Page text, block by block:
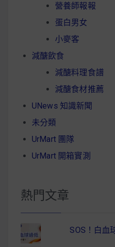
營養師報報
蛋白男女
小麥客
減醣飲食
減醣料理食譜
減醣食材推薦
UNews 知識新聞
未分類
UrMart 團隊
UrMart 開箱實測
熱門文章
SOS！白血